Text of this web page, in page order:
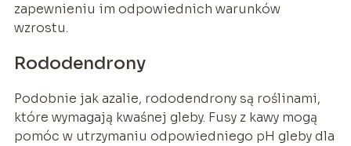
zapewnieniu im odpowiednich warunków
wzrostu.
Rododendrony
Podobnie jak azalie, rododendrony są roślinami,
które wymagają kwaśnej gleby. Fusy z kawy mogą
pomóc w utrzymaniu odpowiedniego pH gleby dla